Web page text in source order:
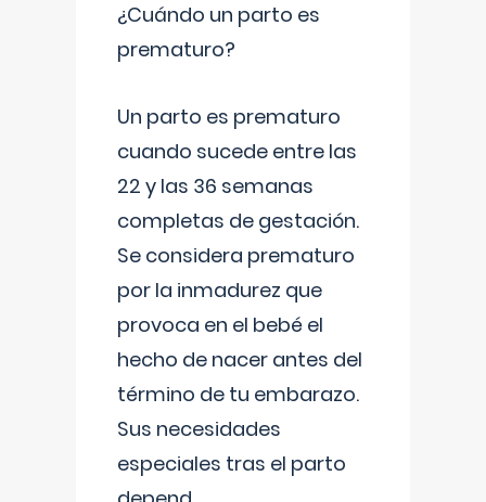
¿Cuándo un parto es
prematuro?
Un parto es prematuro
cuando sucede entre las
22 y las 36 semanas
completas de gestación.
Se considera prematuro
por la inmadurez que
provoca en el bebé el
hecho de nacer antes del
término de tu embarazo.
Sus necesidades
especiales tras el parto